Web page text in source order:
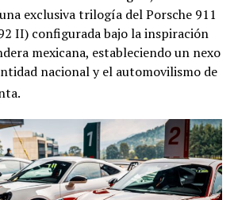
exclusiva trilogía del Porsche 911
II) configurada bajo la inspiración
mexicana, estableciendo un nexo
nacional y el automovilismo de
.